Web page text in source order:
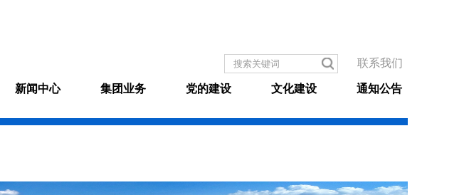
联系我们
新闻中心 集团业务 党的建设 文化建设 通知公告